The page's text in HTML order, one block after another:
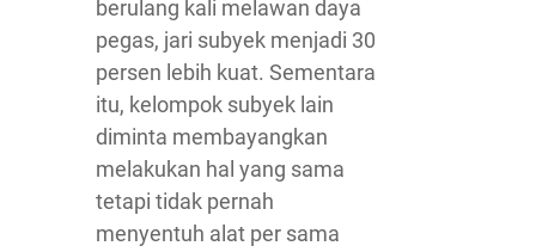
berulang kali melawan daya
pegas, jari subyek menjadi 30
persen lebih kuat. Sementara
itu, kelompok subyek lain
diminta membayangkan
melakukan hal yang sama
tetapi tidak pernah
menyentuh alat per sama